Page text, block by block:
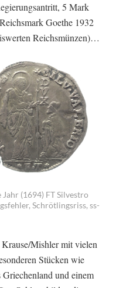
5 Mark
Goethe 1932
Reichsmünzen)…
(1694) FT Silvestro
Schrötlingsriss, ss-
Mishler mit vielen
Stücken wie
und einem